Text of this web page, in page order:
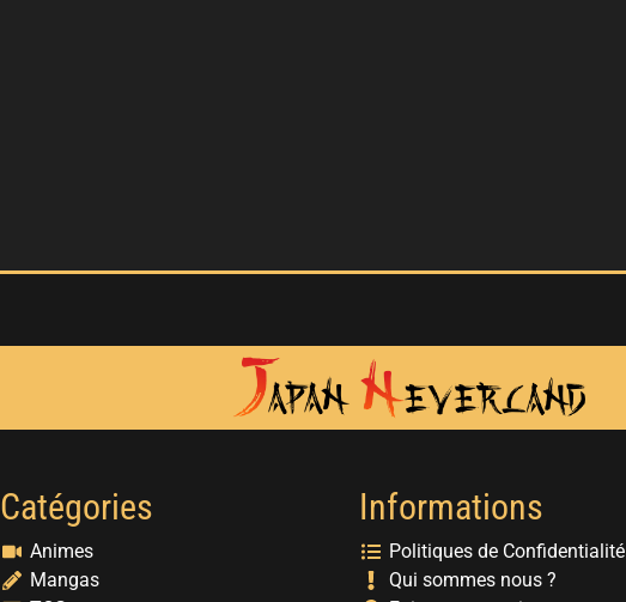
Catégories
Animes
Mangas
Informations
Politiques de Confidentialité
Qui sommes nous ?